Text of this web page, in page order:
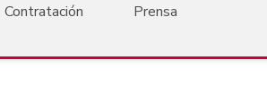
Contratación Prensa